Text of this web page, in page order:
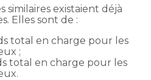
similaires existaient déjà
Elles sont de :
total en charge pour les
;
total en charge pour les